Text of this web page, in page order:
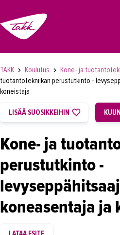
OPISKELIJAKSI
TAKK
AJANKOHTAISTA
OMA TAKK
YHTEYSTIEDOT
IN ENGLISH
TAKK Koulutus Kone- ja
tuotantotekniikan perustutkinto -
koneistaja
LISÄÄ SUOSIKKEIHIN
Kone- ja
perustutkinto -
koneasentaja ja